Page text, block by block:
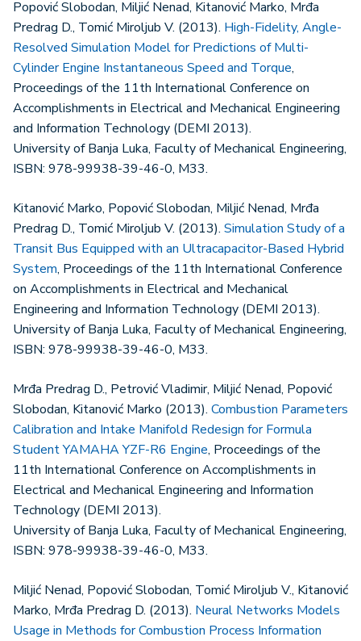
Popović Slobodan, Miljić Nenad, Kitanović Marko, Mrđa
Predrag D., Tomić Miroljub V. (2013). High-Fidelity, Angle-
Resolved Simulation Model for Predictions of Multi-
Cylinder Engine Instantaneous Speed and Torque,
Proceedings of the 11th International Conference on
Accomplishments in Electrical and Mechanical Engineering
and Information Technology (DEMI 2013).
University of Banja Luka, Faculty of Mechanical Engineering,
ISBN: 978-99938-39-46-0, M33.
Kitanović Marko, Popović Slobodan, Miljić Nenad, Mrđa
Predrag D., Tomić Miroljub V. (2013). Simulation Study of a
Transit Bus Equipped with an Ultracapacitor-Based Hybrid
System, Proceedings of the 11th International Conference
on Accomplishments in Electrical and Mechanical
Engineering and Information Technology (DEMI 2013).
University of Banja Luka, Faculty of Mechanical Engineering,
ISBN: 978-99938-39-46-0, M33.
Mrđa Predrag D., Petrović Vladimir, Miljić Nenad, Popović
Slobodan, Kitanović Marko (2013). Combustion Parameters
Calibration and Intake Manifold Redesign for Formula
Student YAMAHA YZF-R6 Engine, Proceedings of the
11th International Conference on Accomplishments in
Electrical and Mechanical Engineering and Information
Technology (DEMI 2013).
University of Banja Luka, Faculty of Mechanical Engineering,
ISBN: 978-99938-39-46-0, M33.
Miljić Nenad, Popović Slobodan, Tomić Miroljub V., Kitanović
Marko, Mrđa Predrag D. (2013). Neural Networks Models
Usage in Methods for Combustion Process Information